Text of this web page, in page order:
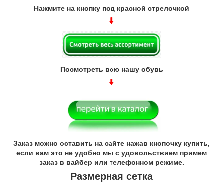
Нажмите на кнопку под красной стрелочкой
Посмотреть всю нашу обувь
Заказ можно оставить на сайте нажав кнопочку купить,
если вам это не удобно мы с удовольствием примем
заказ в вайбер или телефонном режиме.
Размерная сетка